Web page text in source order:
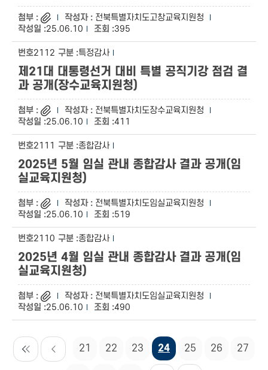
전북특별자치도고창교육지원청
25.06.10
395
2112 특정감사
제21대 대통령선거 대비 특별 공직기강 점검 결
과 공개(장수교육지원청)
전북특별자치도장수교육지원청
25.06.10
411
2111 종합감사
2025년 5월 임실 관내 종합감사 결과 공개(임
실교육지원청)
전북특별자치도임실교육지원청
25.06.10
519
2110 종합감사
2025년 4월 임실 관내 종합감사 결과 공개(임
실교육지원청)
전북특별자치도임실교육지원청
25.06.10
490
21 22 23 24 25 26 27